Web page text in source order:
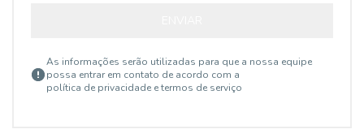
As informações serão utilizadas para que a nossa equipe
possa entrar em contato de acordo com a
política de privacidade e termos de serviço